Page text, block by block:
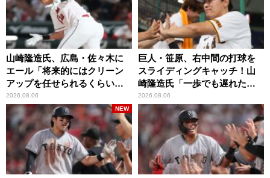
山崎隆造氏、広島・佐々木に
エール「将来的にはクリーン
アップを任せられるくらいま
では成長して」
2026.08.06
巨人・笹原、右中間の打球を
スライディングキャッチ！山
崎隆造氏「一歩でも遅れた
ら…」
2026.08.06
NEW